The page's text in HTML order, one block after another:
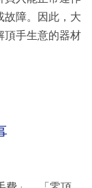
故障。因此，大
頂手生意的器材